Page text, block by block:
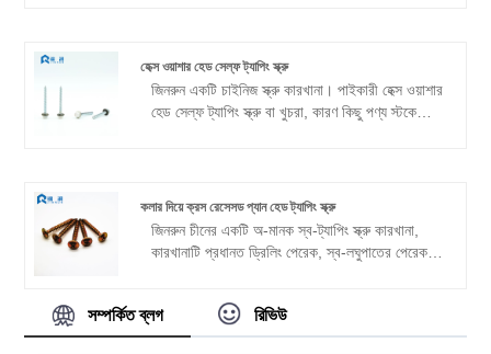
দাম, ভালো মানের , একটি মানের সরবরাহকারী.
হেক্স ওয়াশার হেড সেল্ফ ট্যাপিং স্ক্রু
জিনরুন একটি চাইনিজ স্ক্রু কারখানা। পাইকারী হেক্স ওয়াশার
হেড সেল্ফ ট্যাপিং স্ক্রু বা খুচরা, কারণ কিছু পণ্য স্টকে
কলার দিয়ে ক্রস রেসেসড প্যান হেড ট্যাপিং স্ক্রু
জিনরুন চীনের একটি অ-মানক স্ব-ট্যাপিং স্ক্রু কারখানা,
কারখানাটি প্রধানত ড্রিলিং পেরেক, স্ব-লঘুপাতের পেরেক,
উত্পাদন করে, একটি শক্তিশালী মানের সরবরাহকারী।
সম্পর্কিত ব্লগ রিভিউ